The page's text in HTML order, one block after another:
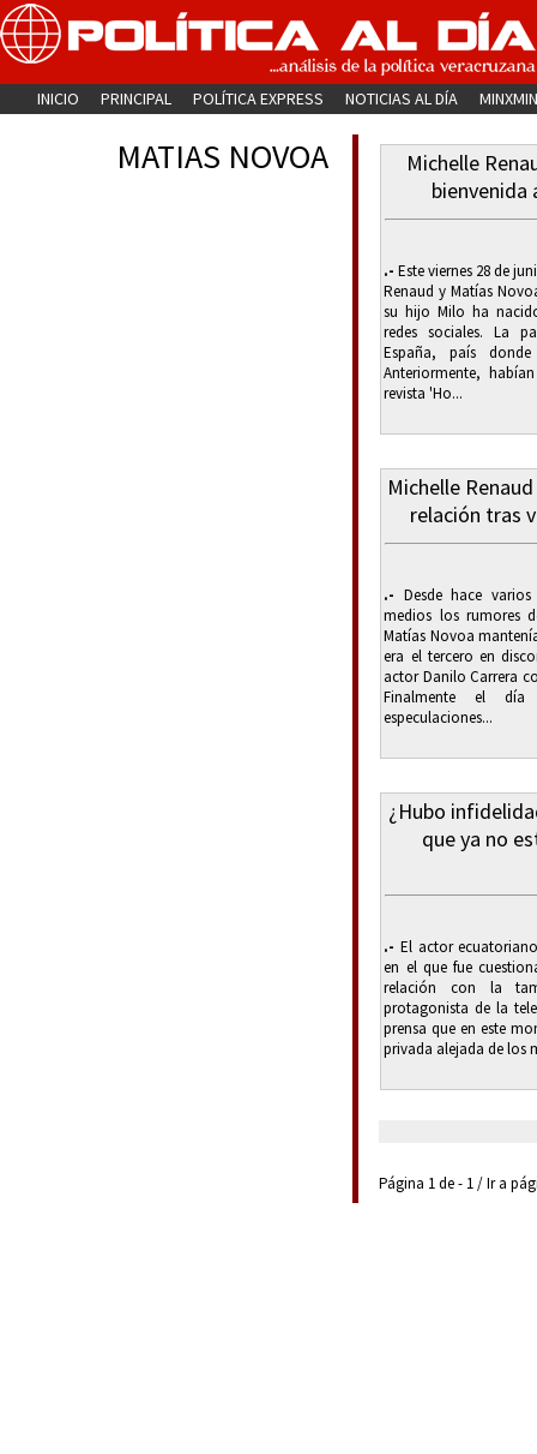
INICIO PRINCIPAL POLÍTICA EXPRESS NOTICIAS AL DÍA
MATIAS NOVOA
Michelle
bienvenida
.- Este viernes 28 de
Renaud y Matías
su hijo Milo ha
redes sociales. La
España, país
Anteriormente,
revista 'Ho...
Michelle
relación tras
.- Desde hace
medios los rumores
Matías Novoa
era el tercero en
actor Danilo Carrera
Finalmente el
especulaciones...
¿Hubo
que ya no
.- El actor
en el que fue
relación con la
protagonista de la
prensa que en este
privada alejada de los
Página 1 de - 1 / Ir a